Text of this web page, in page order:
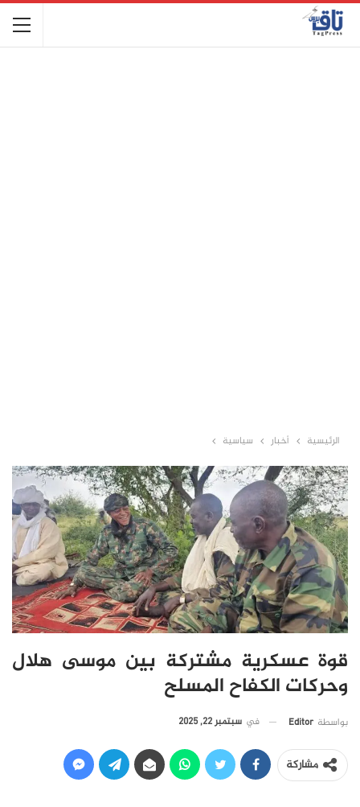
الرئيسية أخبار سياسية
قوة عسكرية مشتركة بين موسى هلال
وحركات الكفاح المسلح
بواسطة Editor في سبتمبر 22, 2025
مشاركة